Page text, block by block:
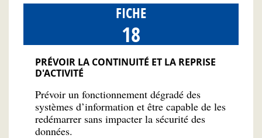
FICHE
18
PRÉVOIR LA CONTINUITÉ ET LA REPRISE
D'ACTIVITÉ
Prévoir un fonctionnement dégradé des
systèmes d’information et être capable de les
redémarrer sans impacter la sécurité des
données.